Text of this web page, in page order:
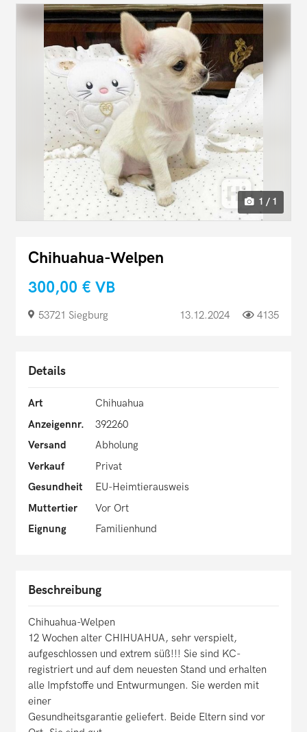
1 / 1
Chihuahua-Welpen
300,00 € VB
53721 Siegburg 13.12.2024 4135
Details
Art
Chihuahua
Anzeigennr.
392260
Versand
Abholung
Verkauf
Privat
Gesundheit
EU-Heimtierausweis
Muttertier
Vor Ort
Eignung
Familienhund
Beschreibung
Chihuahua-Welpen
12 Wochen alter CHIHUAHUA, sehr verspielt,
aufgeschlossen und extrem süß!!! Sie sind KC-
registriert und auf dem neuesten Stand und erhalten
alle Impfstoffe und Entwurmungen. Sie werden mit
einer
Gesundheitsgarantie geliefert. Beide Eltern sind vor